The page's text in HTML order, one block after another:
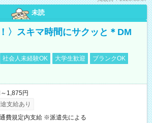
未読
〉スキマ時間にサクッと＊DM
社会人未経験OK 大学生歓迎
ブランクOK
1,875円
支給あり
費規定内支給 ※派遣先による